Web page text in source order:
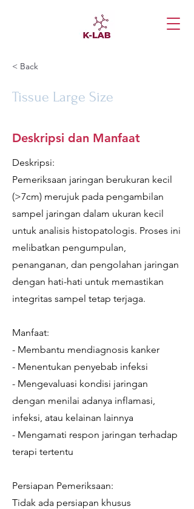
< Back
Tissue Large Size
Deskripsi dan Manfaat
Deskripsi:
Pemeriksaan jaringan berukuran kecil
(>7cm) merujuk pada pengambilan
sampel jaringan dalam ukuran kecil
untuk analisis histopatologis. Proses ini
melibatkan pengumpulan,
penanganan, dan pengolahan jaringan
dengan hati-hati untuk memastikan
integritas sampel tetap terjaga.
Manfaat:
- Membantu mendiagnosis kanker
- Menentukan penyebab infeksi
- Mengevaluasi kondisi jaringan
dengan menilai adanya inflamasi,
infeksi, atau kelainan lainnya
- Mengamati respon jaringan terhadap
terapi tertentu
Persiapan Pemeriksaan:
Tidak ada persiapan khusus